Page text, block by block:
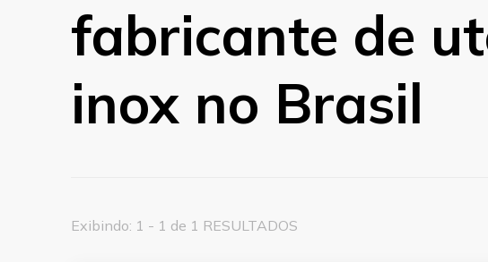
fabricante de
inox no Brasil
Exibindo: 1 - 1 de 1 RESULTADOS